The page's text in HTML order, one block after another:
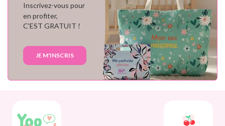
Inscrivez-vous pour
en profiter,
C'EST GRATUIT !
JE M'INSCRIS